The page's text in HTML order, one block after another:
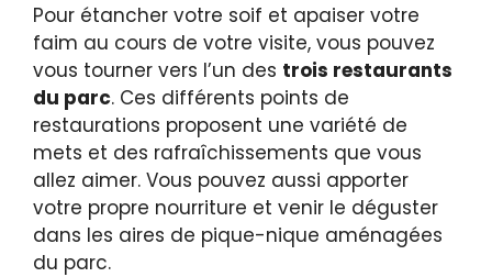
Pour étancher votre soif et apaiser votre
faim au cours de votre visite, vous pouvez
vous tourner vers l’un des trois restaurants
du parc. Ces différents points de
restaurations proposent une variété de
mets et des rafraîchissements que vous
allez aimer. Vous pouvez aussi apporter
votre propre nourriture et venir le déguster
dans les aires de pique-nique aménagées
du parc.